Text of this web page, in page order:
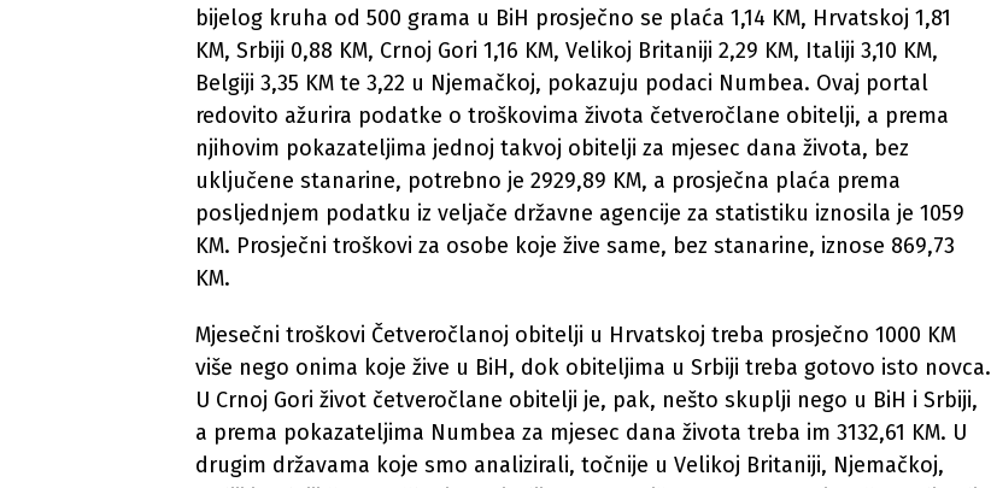
bijelog kruha od 500 grama u BiH prosječno se plaća 1,14 KM, Hrvatskoj 1,81
KM, Srbiji 0,88 KM, Crnoj Gori 1,16 KM, Velikoj Britaniji 2,29 KM, Italiji 3,10 KM,
Belgiji 3,35 KM te 3,22 u Njemačkoj, pokazuju podaci Numbea. Ovaj portal
redovito ažurira podatke o troškovima života četveročlane obitelji, a prema
njihovim pokazateljima jednoj takvoj obitelji za mjesec dana života, bez
uključene stanarine, potrebno je 2929,89 KM, a prosječna plaća prema
posljednjem podatku iz veljače državne agencije za statistiku iznosila je 1059
KM. Prosječni troškovi za osobe koje žive same, bez stanarine, iznose 869,73
KM.
Mjesečni troškovi Četveročlanoj obitelji u Hrvatskoj treba prosječno 1000 KM
više nego onima koje žive u BiH, dok obiteljima u Srbiji treba gotovo isto novca.
U Crnoj Gori život četveročlane obitelji je, pak, nešto skuplji nego u BiH i Srbiji,
a prema pokazateljima Numbea za mjesec dana života treba im 3132,61 KM. U
drugim državama koje smo analizirali, točnije u Velikoj Britaniji, Njemačkoj,